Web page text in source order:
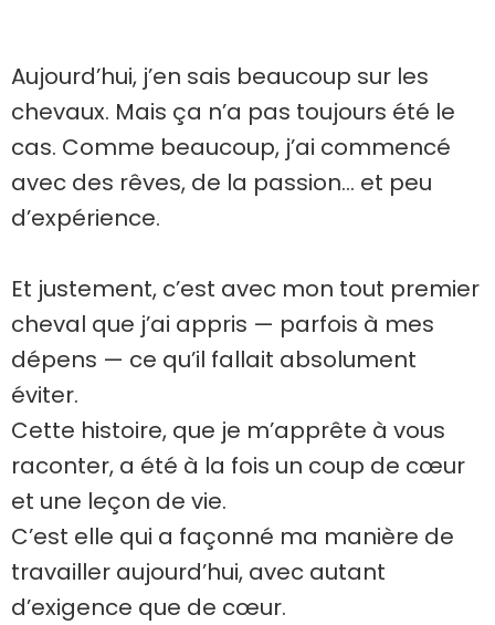
Aujourd’hui, j’en sais beaucoup sur les
chevaux. Mais ça n’a pas toujours été le
cas. Comme beaucoup, j’ai commencé
avec des rêves, de la passion… et peu
d’expérience.
Et justement, c’est avec mon tout premier
cheval que j’ai appris — parfois à mes
dépens — ce qu’il fallait absolument
éviter.
Cette histoire, que je m’apprête à vous
raconter, a été à la fois un coup de cœur
et une leçon de vie.
C’est elle qui a façonné ma manière de
travailler aujourd’hui, avec autant
d’exigence que de cœur.